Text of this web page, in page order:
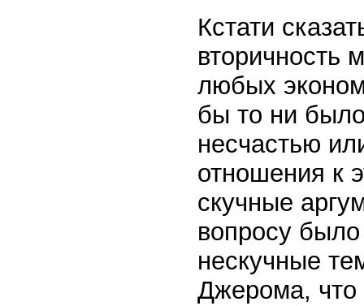
Кстати
вторичность
любых
бы то ни
несчастью
отношения к
скучные
вопросу
нескучные
Джерома, что